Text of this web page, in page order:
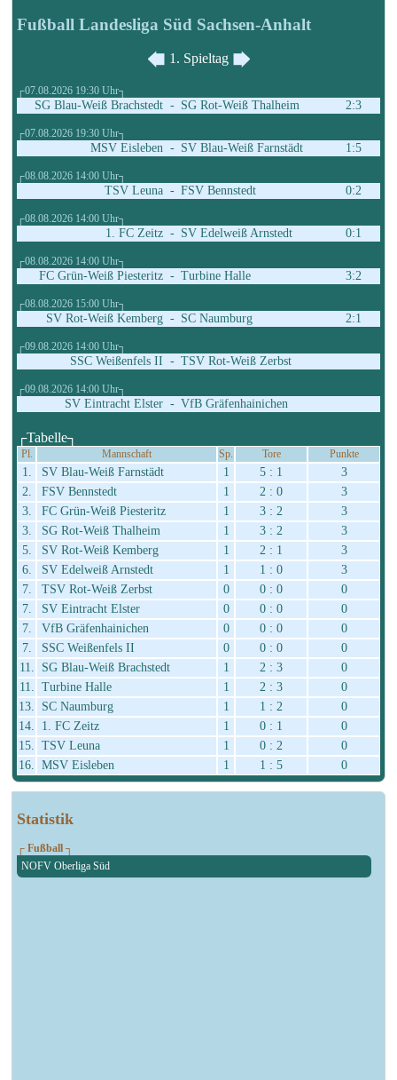
Statistik
┌ Fußball ┐
NOFV Oberliga Süd
Fußball Landesliga Süd Sachsen-Anhalt
1. Spieltag
┌07.08.2026 19:30 Uhr┐
SG Blau-Weiß Brachstedt - SG Rot-Weiß Thalheim 2:3
┌07.08.2026 19:30 Uhr┐
MSV Eisleben - SV Blau-Weiß Farnstädt 1:5
┌08.08.2026 14:00 Uhr┐
TSV Leuna - FSV Bennstedt 0:2
┌08.08.2026 14:00 Uhr┐
1. FC Zeitz - SV Edelweiß Arnstedt 0:1
┌08.08.2026 14:00 Uhr┐
FC Grün-Weiß Piesteritz - Turbine Halle 3:2
┌08.08.2026 15:00 Uhr┐
SV Rot-Weiß Kemberg - SC Naumburg 2:1
┌09.08.2026 14:00 Uhr┐
SSC Weißenfels II - TSV Rot-Weiß Zerbst
┌09.08.2026 14:00 Uhr┐
SV Eintracht Elster - VfB Gräfenhainichen
┌Tabelle┐
Pl. Mannschaft Sp. Tore Punkte
1. SV Blau-Weiß Farnstädt 1 5 : 1
3
2.
FSV Bennstedt 1 2 : 0
3
3.
FC Grün-Weiß Piesteritz 1 3 : 2
3
3.
SG Rot-Weiß Thalheim 1 3 : 2
3
5.
SV Rot-Weiß Kemberg 1 2 : 1
3
6.
SV Edelweiß Arnstedt 1 1 : 0
3
7.
TSV Rot-Weiß Zerbst 0 0 : 0
0
7.
SV Eintracht Elster 0 0 : 0
0
7.
VfB Gräfenhainichen 0 0 : 0
0
7.
SSC Weißenfels II 0 0 : 0
0
11.
SG Blau-Weiß Brachstedt 1 2 : 3
0
11. Turbine Halle 1 2 : 3
0
13.
SC Naumburg 1 1 : 2
0
14.
1. FC Zeitz 1 0 : 1
0
15. TSV Leuna 1 0 : 2
0
16. MSV Eisleben 1 1 : 5 0